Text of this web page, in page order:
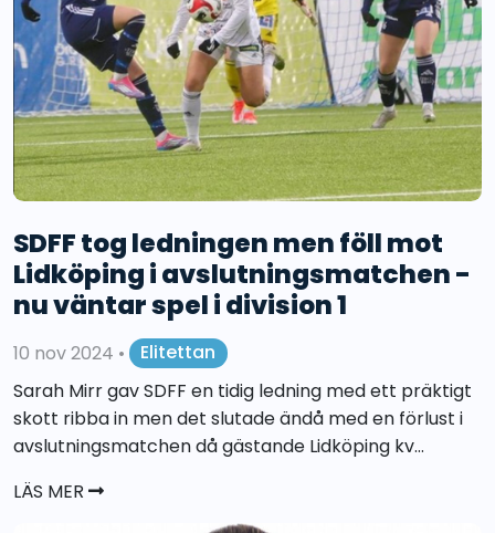
SDFF tog ledningen men föll mot
Lidköping i avslutningsmatchen -
nu väntar spel i division 1
10 nov 2024 •
Elitettan
Sarah Mirr gav SDFF en tidig ledning med ett präktigt
skott ribba in men det slutade ändå med en förlust i
avslutningsmatchen då gästande Lidköping kv...
LÄS MER